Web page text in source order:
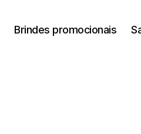
Brindes promocionais